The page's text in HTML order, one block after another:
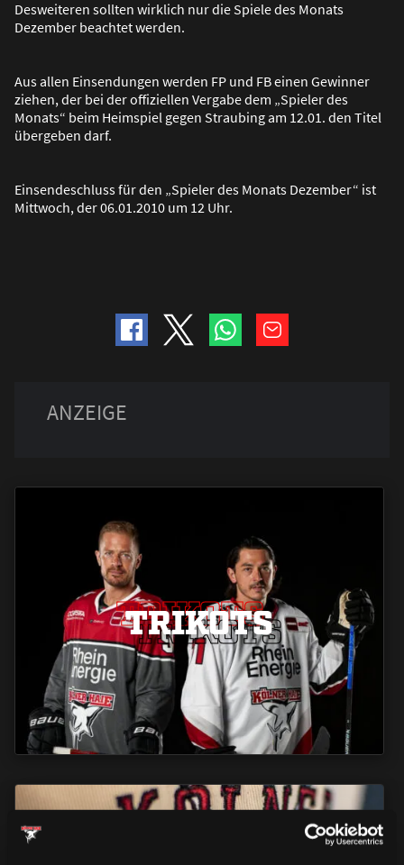
Desweiteren sollten wirklich nur die Spiele des Monats
Dezember beachtet werden.
Aus allen Einsendungen werden FP und FB einen Gewinner
ziehen, der bei der offiziellen Vergabe dem „Spieler des
Monats“ beim Heimspiel gegen Straubing am 12.01. den Titel
übergeben darf.
Einsendeschluss für den „Spieler des Monats Dezember“ ist
Mittwoch, der 06.01.2010 um 12 Uhr.
TRIKOTS
TRIKOTS
TRIKOTS